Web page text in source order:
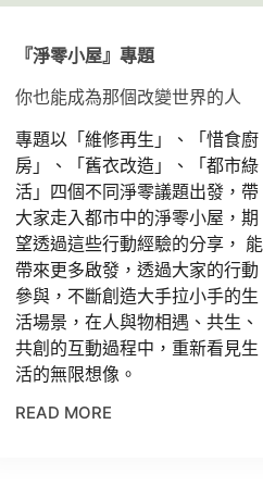
『淨零小屋』專題
你也能成為那個改變世界的人
專題以「維修再生」、「惜食廚
房」、「舊衣改造」、「都市綠
活」四個不同淨零議題出發，帶
大家走入都市中的淨零小屋，期
望透過這些行動經驗的分享， 能
帶來更多啟發，透過大家的行動
參與，不斷創造大手拉小手的生
活場景，在人與物相遇、共生、
共創的互動過程中，重新看見生
活的無限想像。
READ MORE